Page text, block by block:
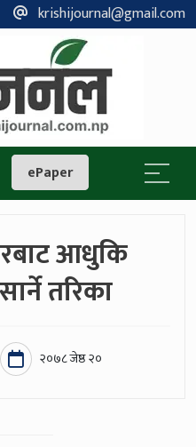
krishijournal@gmail.com
ePaper
आधुकि
तरिका
२०७८ जेष्ठ २०